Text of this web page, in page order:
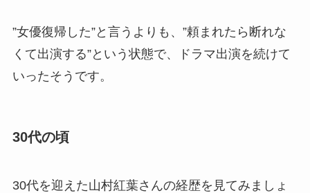
”女優復帰した”と言うよりも、”頼まれたら断れな
くて出演する”という状態で、ドラマ出演を続けて
いったそうです。
30代の頃
30代を迎えた山村紅葉さんの経歴を見てみましょ